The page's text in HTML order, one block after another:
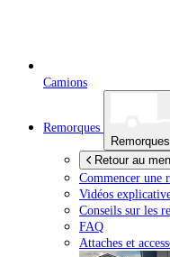
Camions
Remorques
Remorques
Retour au
Commencer une
Vidéos
Conseils sur les
FAQ
Attaches et